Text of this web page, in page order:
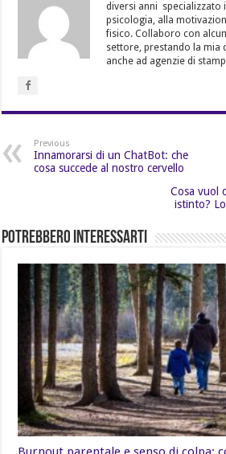
diversi anni specializzato
psicologia, alla
fisico. Collaboro con
settore, prestando la mia
anche ad agenzie di
Previous
Innamorarsi di un ChatBot: che
cosa succede al nostro cervello
Cosa vuol
istinto?
Potrebbero Interessarti